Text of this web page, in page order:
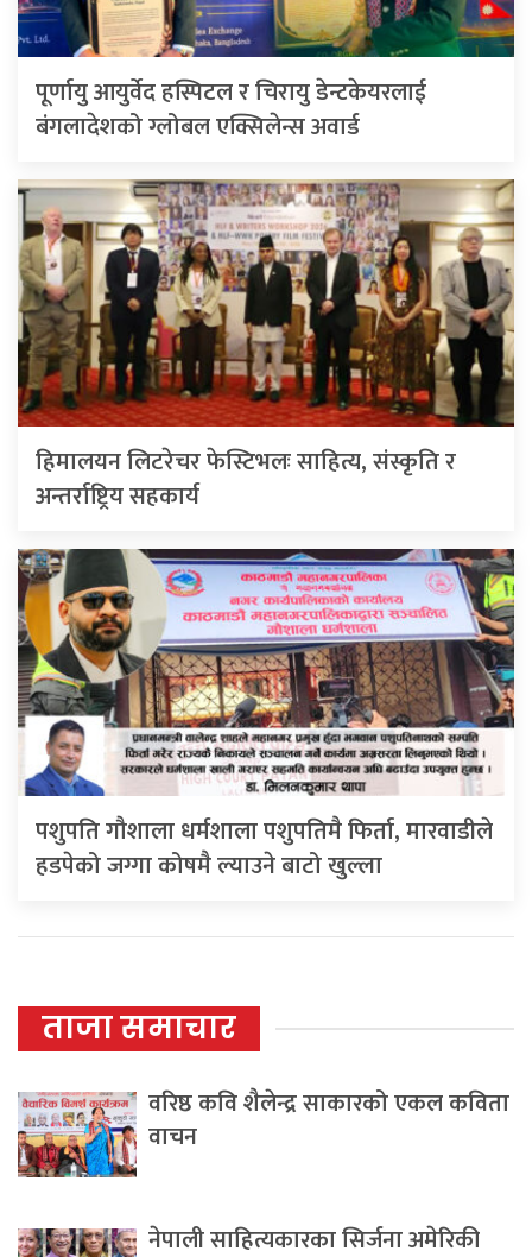
पूर्णायु आयुर्वेद हस्पिटल र चिरायु डेन्टकेयरलाई
बंगलादेशको ग्लोबल एक्सिलेन्स अवार्ड
हिमालयन लिटरेचर फेस्टिभलः साहित्य, संस्कृति र
अन्तर्राष्ट्रिय सहकार्य
पशुपति गौशाला धर्मशाला पशुपतिमै फिर्ता, मारवाडीले
हडपेको जग्गा कोषमै ल्याउने बाटो खुल्ला
ताजा समाचार
वरिष्ठ कवि शैलेन्द्र साकारको एकल कविता
वाचन
नेपाली साहित्यकारका सिर्जना अमेरिकी